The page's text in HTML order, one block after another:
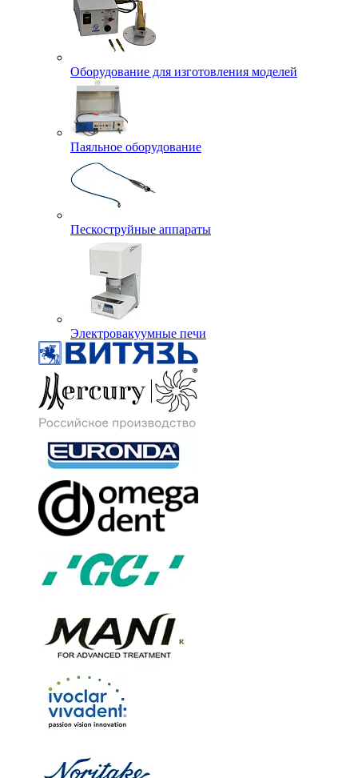
Оборудование для изготовления моделей
Паяльное оборудование
Пескоструйные аппараты
Электровакуумные печи